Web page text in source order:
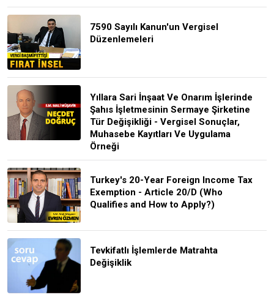
7590 Sayılı Kanun'un Vergisel
Düzenlemeleri
Yıllara Sari İnşaat Ve Onarım İşlerinde
Şahıs İşletmesinin Sermaye Şirketine
Tür Değişikliği - Vergisel Sonuçlar,
Muhasebe Kayıtları Ve Uygulama
Örneği
Turkey's 20-Year Foreign Income Tax
Exemption - Article 20/D (Who
Qualifies and How to Apply?)
Tevkifatlı İşlemlerde Matrahta
Değişiklik